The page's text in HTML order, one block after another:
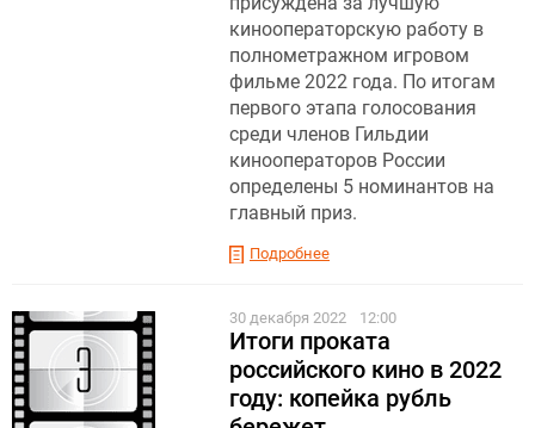
кинооператорскую работу в
полнометражном игровом
фильме 2022 года. По итогам
первого этапа голосования
среди членов Гильдии
кинооператоров России
определены 5 номинантов на
главный приз.
Подробнее
30 декабря 2022 12:00
Итоги проката
российского кино в 2022
году: копейка рубль